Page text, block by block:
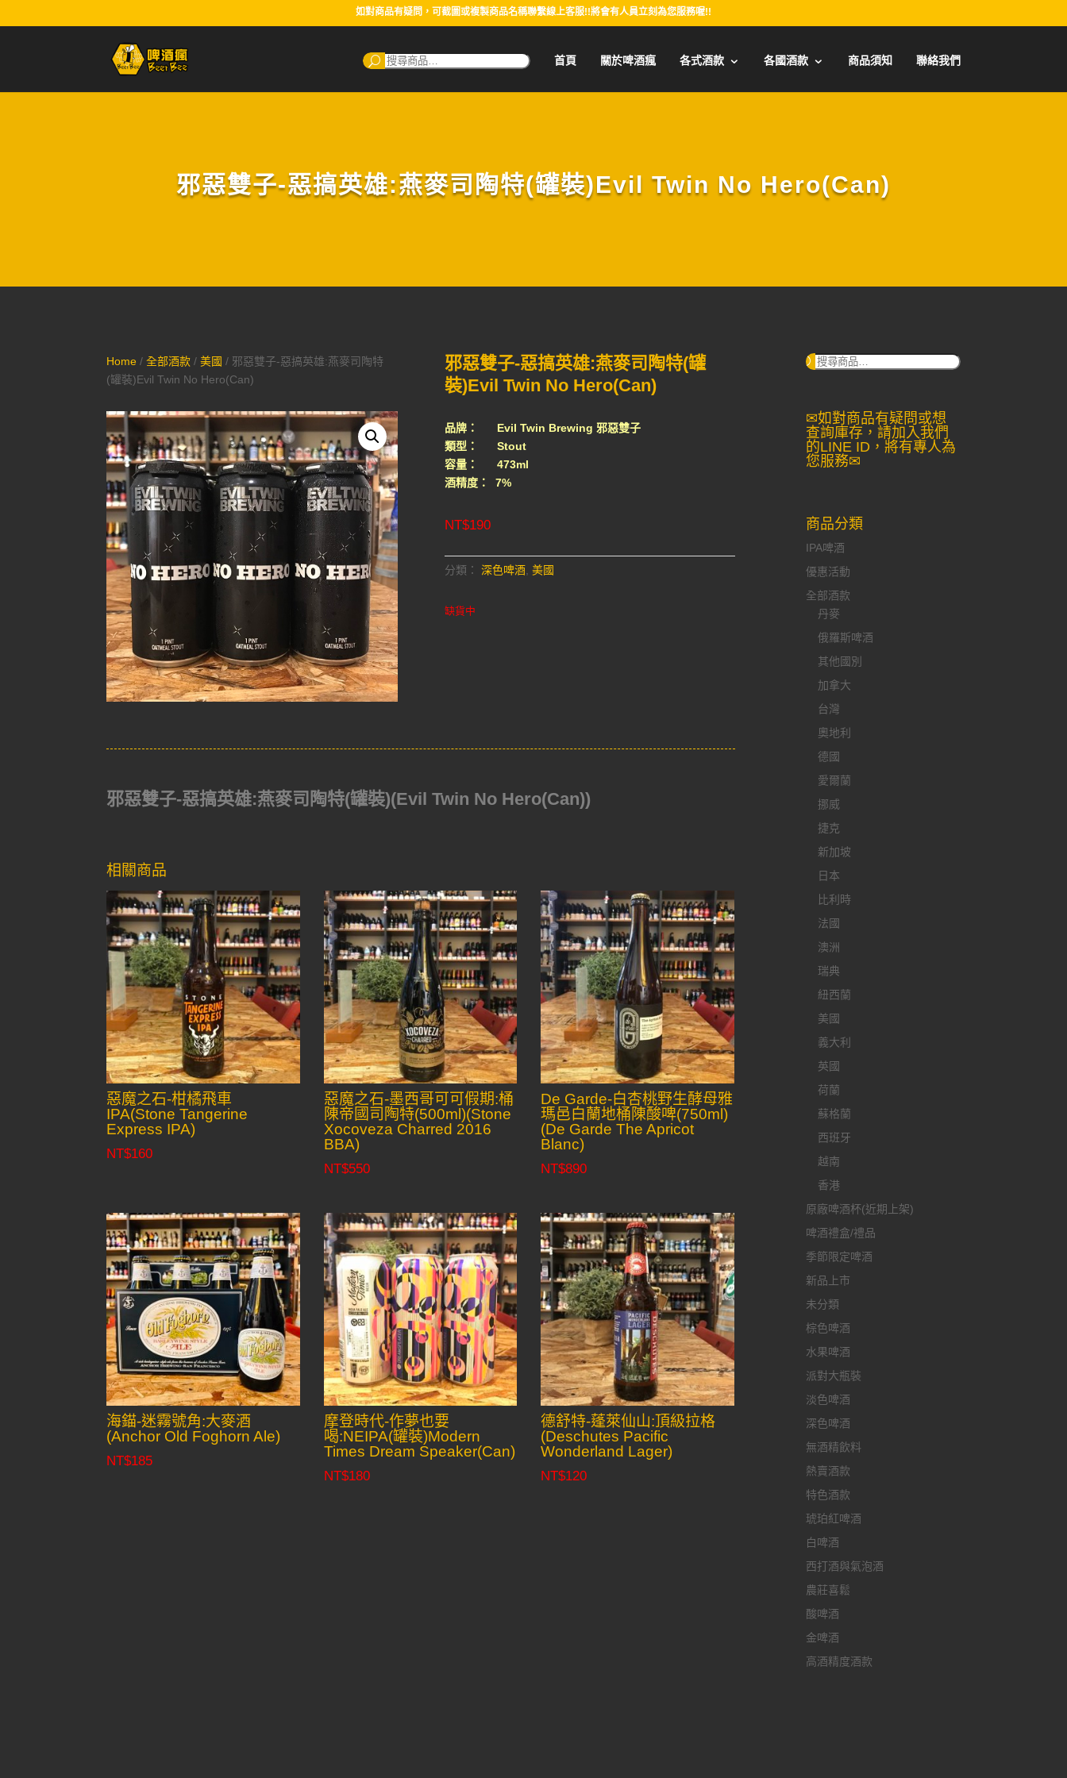
如對商品有疑問，可截圖或複製商品名稱聯繫線上客服!!將會有人員立刻為您服務喔!!
搜
尋：
首頁 關於啤酒瘋 各式酒款 各國酒款 商品須知 聯絡我們
邪惡雙子-惡搞英雄:燕麥司陶特(罐裝)Evil Twin No Hero(Can)
Home /全部酒款 /美國 / 邪惡雙子-惡搞英雄:燕麥司陶特
(罐裝)Evil Twin No Hero(Can)
邪惡雙子-惡搞英雄:燕麥司陶特(罐
裝)Evil Twin No Hero(Can)
品牌： Evil Twin Brewing 邪惡雙子
類型： Stout
容量： 473ml
酒精度： 7%
NT$190
分類： 深色啤酒, 美國
缺貨中
邪惡雙子-惡搞英雄:燕麥司陶特(罐裝)(Evil Twin No Hero(Can))
相關商品
惡魔之石-柑橘飛車
IPA(Stone Tangerine
Express IPA)
NT$160
惡魔之石-墨西哥可可假期:桶
陳帝國司陶特(500ml)(Stone
Xocoveza Charred 2016
BBA)
NT$550
De Garde-白杏桃野生酵母雅
瑪邑白蘭地桶陳酸啤(750ml)
(De Garde The Apricot
Blanc)
NT$890
海錨-迷霧號角:大麥酒
(Anchor Old Foghorn Ale)
NT$185
摩登時代-作夢也要
喝:NEIPA(罐裝)Modern
Times Dream Speaker(Can)
NT$180
德舒特-蓬萊仙山:頂級拉格
(Deschutes Pacific
Wonderland Lager)
NT$120
搜
✉如對商品有疑問或想
查詢庫存，請加入我們
的LINE ID，將有專人為
您服務✉
商品分類
IPA啤酒
優惠活動
全部酒款
丹麥
俄羅斯啤酒
其他國別
加拿大
台灣
奧地利
德國
愛爾蘭
挪威
捷克
新加坡
日本
比利時
法國
澳洲
瑞典
紐西蘭
美國
義大利
英國
荷蘭
蘇格蘭
西班牙
越南
香港
原廠啤酒杯(近期上架)
啤酒禮盒/禮品
季節限定啤酒
新品上市
未分類
棕色啤酒
水果啤酒
派對大瓶裝
淡色啤酒
深色啤酒
無酒精飲料
熱賣酒款
特色酒款
琥珀紅啤酒
白啤酒
西打酒與氣泡酒
農莊喜鬆
酸啤酒
金啤酒
高酒精度酒款